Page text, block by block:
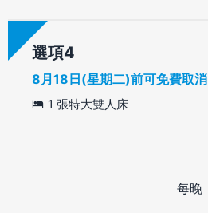
選項
8月18日(星期二)前可免費取消
1 張特大雙人床
每晚